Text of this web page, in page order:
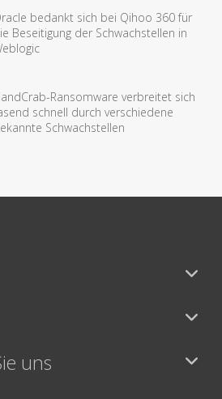
bedankt sich bei Qihoo 360 für
Beseitigung der Schwachstellen in
Ransomware verbreitet sich
schnell durch verschiedene
Schwachstellen
uns